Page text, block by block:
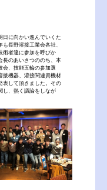
日に向かい進んでいくた
長野溶接工業会各社、
術者達に参加を呼びか
長のあいさつののち、本
会、技能五輪の参加選
接機器、溶接関連資機材
表して頂きました。その
し、熱く議論をしなが